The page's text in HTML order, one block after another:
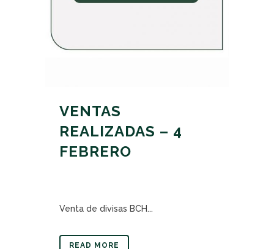
VENTAS
REALIZADAS – 4
FEBRERO
Venta de divisas BCH...
READ MORE